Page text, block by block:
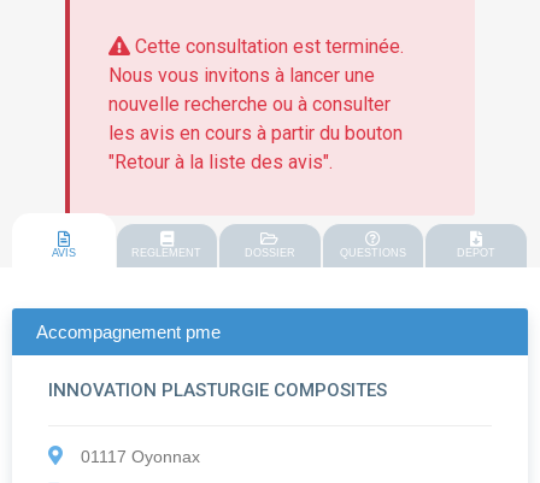
Cette consultation est terminée.
Nous vous invitons à lancer une
nouvelle recherche ou à consulter
les avis en cours à partir du bouton
"Retour à la liste des avis".
AVIS REGLEMENT DOSSIER QUESTIONS DEPOT
Accompagnement pme
INNOVATION PLASTURGIE COMPOSITES
01117 Oyonnax